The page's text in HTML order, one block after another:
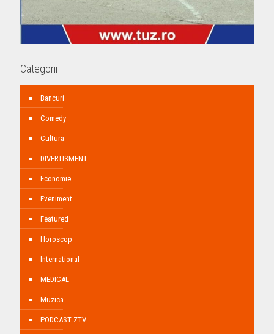
Categorii
Bancuri
Comedy
Cultura
DIVERTISMENT
Economie
Eveniment
Featured
Horoscop
International
MEDICAL
Muzica
PODCAST ZTV